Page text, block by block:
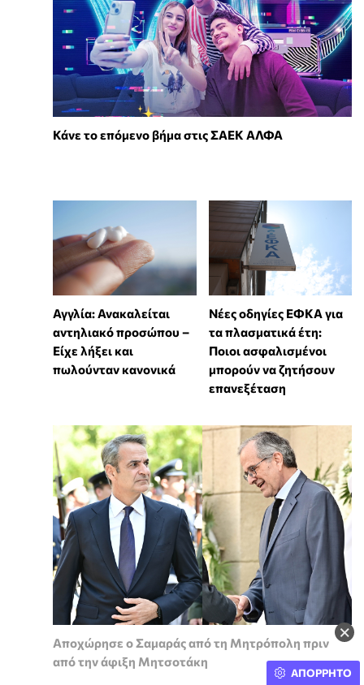
×
Κάνε το επόμενο βήμα στις ΣΑΕΚ ΑΛΦΑ
Αγγλία: Ανακαλείται
αντηλιακό προσώπου –
Είχε λήξει και
πωλούνταν κανονικά
Νέες οδηγίες ΕΦΚΑ για
τα πλασματικά έτη:
Ποιοι ασφαλισμένοι
μπορούν να ζητήσουν
επανεξέταση
Αποχώρησε ο Σαμαράς από τη Μητρόπολη πριν
από την άφιξη Μητσοτάκη
ΑΠΟΡΡΗΤΟ